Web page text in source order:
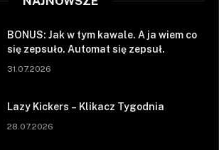
BONUS: Jak w tym kawale. A ja wiem co
się zepsuło. Automat się zepsuł.
31.07.2026
Lazy Kickers – Klikacz Tygodnia
28.07.2026